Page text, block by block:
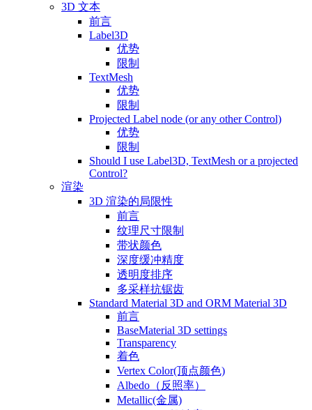
3D 文本
前言
Label3D
优势
限制
TextMesh
优势
限制
Projected Label node (or any other Control)
优势
限制
Should I use Label3D, TextMesh or a projected
Control?
渲染
3D 渲染的局限性
前言
纹理尺寸限制
带状颜色
深度缓冲精度
透明度排序
多采样抗锯齿
Standard Material 3D and ORM Material 3D
前言
BaseMaterial 3D settings
Transparency
着色
Vertex Color(顶点颜色)
Albedo（反照率）
Metallic(金属)